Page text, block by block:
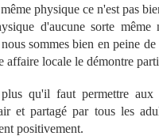
physique ce n'est pas
d'aucune sorte même
sommes bien en peine
affaire locale le démontre
qu'il faut permettre aux
et partagé par tous les
positivement.